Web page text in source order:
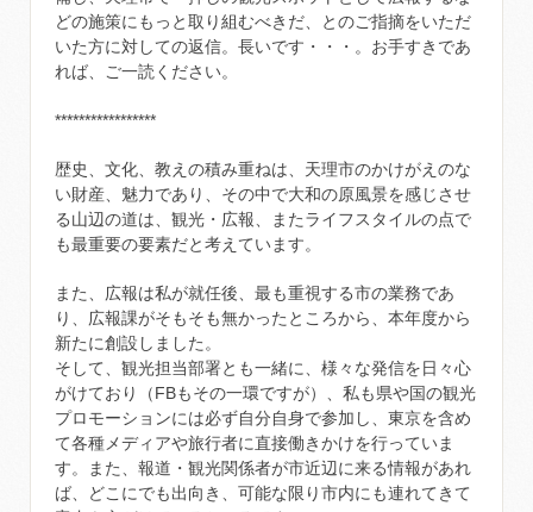
どの施策にもっと取り組むべきだ、とのご指摘をいただ
いた方に対しての返信。長いです・・・。お手すきであ
れば、ご一読ください。
*****************
歴史、文化、教えの積み重ねは、天理市のかけがえのな
い財産、魅力であり、その中で大和の原風景を感じさせ
る山辺の道は、観光・広報、またライフスタイルの点で
も最重要の要素だと考えています。
また、広報は私が就任後、最も重視する市の業務であ
り、広報課がそもそも無かったところから、本年度から
新たに創設しました。
そして、観光担当部署とも一緒に、様々な発信を日々心
がけており（FBもその一環ですが）、私も県や国の観光
プロモーションには必ず自分自身で参加し、東京を含め
て各種メディアや旅行者に直接働きかけを行っていま
す。また、報道・観光関係者が市近辺に来る情報があれ
ば、どこにでも出向き、可能な限り市内にも連れてきて